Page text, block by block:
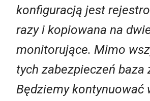
konfiguracją jest
razy i kopiowana na
monitorujące. Mimo
tych zabezpieczeń baza
Będziemy kontynuować